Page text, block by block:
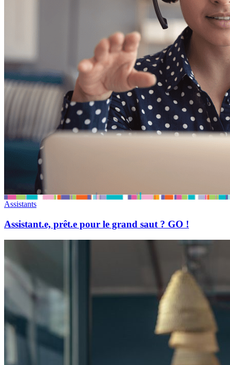
Assistants
Assistant.e, prêt.e pour le grand saut ? GO !